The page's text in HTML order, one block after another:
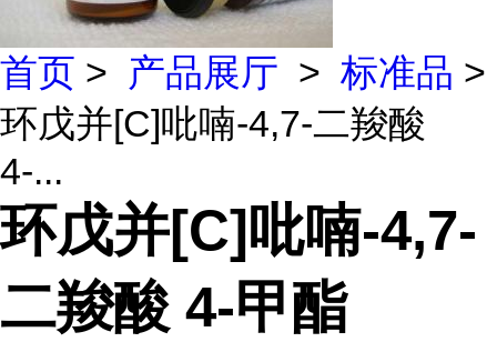
首页 > 产品展厅 > 标准品 >
环戊并[C]吡喃-4,7-二羧酸
4-...
环戊并[C]吡喃-4,7-
二羧酸 4-甲酯